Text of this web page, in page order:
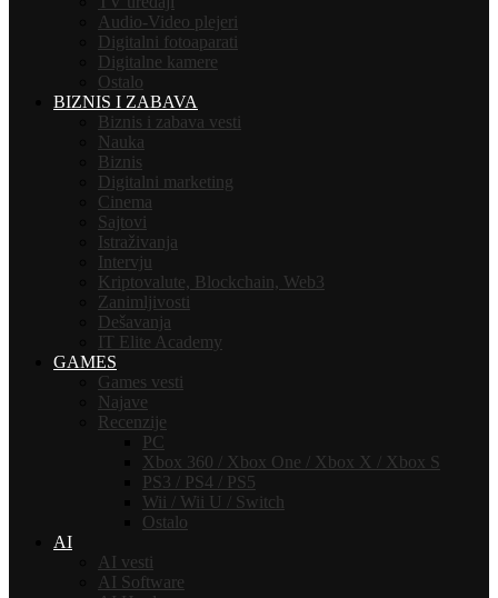
Audio-Video plejeri
Digitalni fotoaparati
Digitalne kamere
Ostalo
BIZNIS I ZABAVA
Biznis i zabava vesti
Nauka
Biznis
Digitalni marketing
Cinema
Sajtovi
Istraživanja
Intervju
Kriptovalute, Blockchain, Web3
Zanimljivosti
Dešavanja
IT Elite Academy
GAMES
Games vesti
Najave
Recenzije
PC
Xbox 360 / Xbox One / Xbox X / Xbox S
PS3 / PS4 / PS5
Wii / Wii U / Switch
Ostalo
AI
AI vesti
AI Software